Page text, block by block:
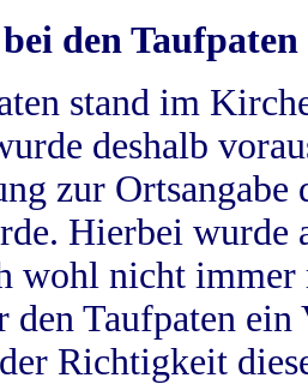
den Taufpaten
stand im
deshalb
zur
Hierbei wurde
wohl nicht
den Taufpaten
Richtigkeit